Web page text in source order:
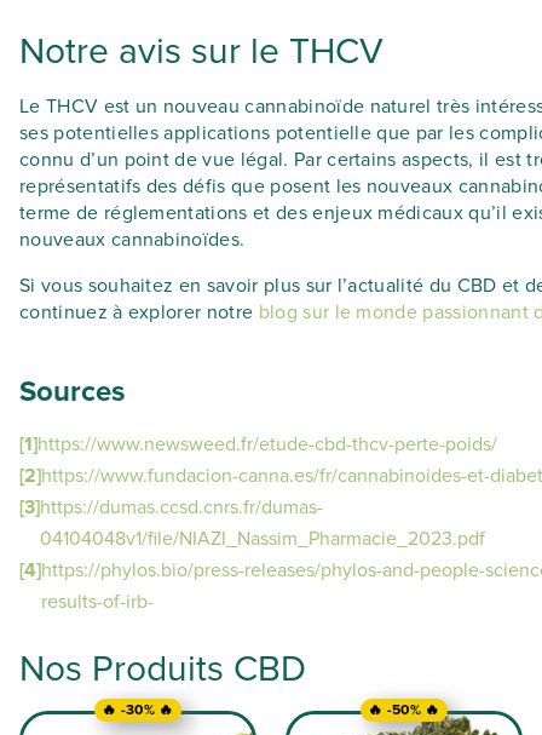
Notre avis sur le THCV
Le THCV est un nouveau cannabinoïde naturel très
ses potentielles applications potentielle que par les
connu d’un point de vue légal. Par certains aspects, il est
représentatifs des défis que posent les nouveaux
terme de réglementations et des enjeux médicaux qu’il
nouveaux cannabinoïdes.
Si vous souhaitez en savoir plus sur l’actualité du CBD et
continuez à explorer notre blog sur le monde passionnant
Sources
[1]https://www.newsweed.fr/etude-cbd-thcv-perte-poids/
[2]https://www.fundacion-canna.es/fr/cannabinoides-et-
[3]https://dumas.ccsd.cnrs.fr/dumas-
04104048v1/file/NIAZI_Nassim_Pharmacie_2023.pdf
[4]https://phylos.bio/press-releases/phylos-and-people-
results-of-irb-
Nos Produits CBD
🔥 -30% 🔥 🔥 -50% 🔥